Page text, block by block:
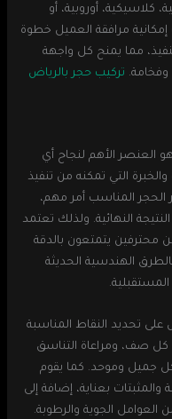
كلاسيكية، أوروبية، أو
مرافقة العميل خطوة
مما يمنح كل واجهة
وفخامة. تركيب حجر بالرياض
العنصر الأهم لنجاح أي
التي تمكنه من تنفيذ
الحجر المناسب أمر مهم،
النهائية. ولذلك تعتمد
محترفين يتمتعون بالدقة
الهندسية الحديثة
تحديد النقاط المناسبة
صف، ومراعاة التناسق
جميل وموحد. كما يقوم
والمثبتات بعناية، إضافة إلى
العوامل الجوية والرطوبة.